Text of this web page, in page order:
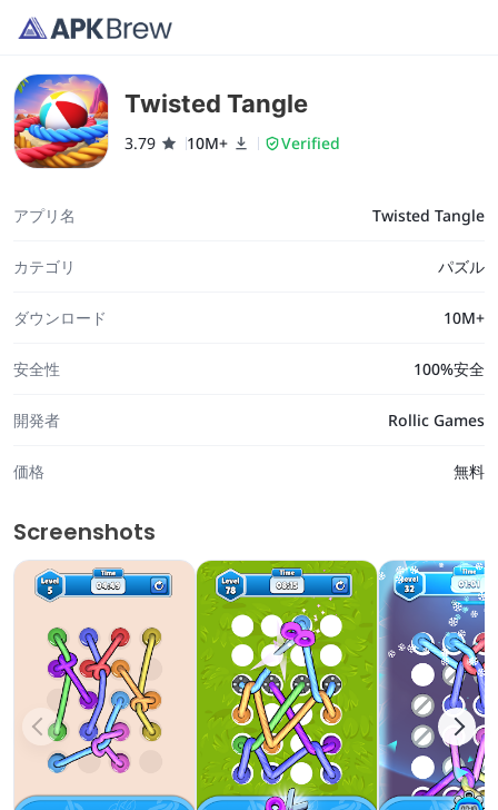
Twisted Tangle
3.79 10M+ Verified
アプリ名 Twisted Tangle
カテゴリ パズル
ダウンロード 10M+
安全性 100%安全
開発者 Rollic Games
価格 無料
Screenshots